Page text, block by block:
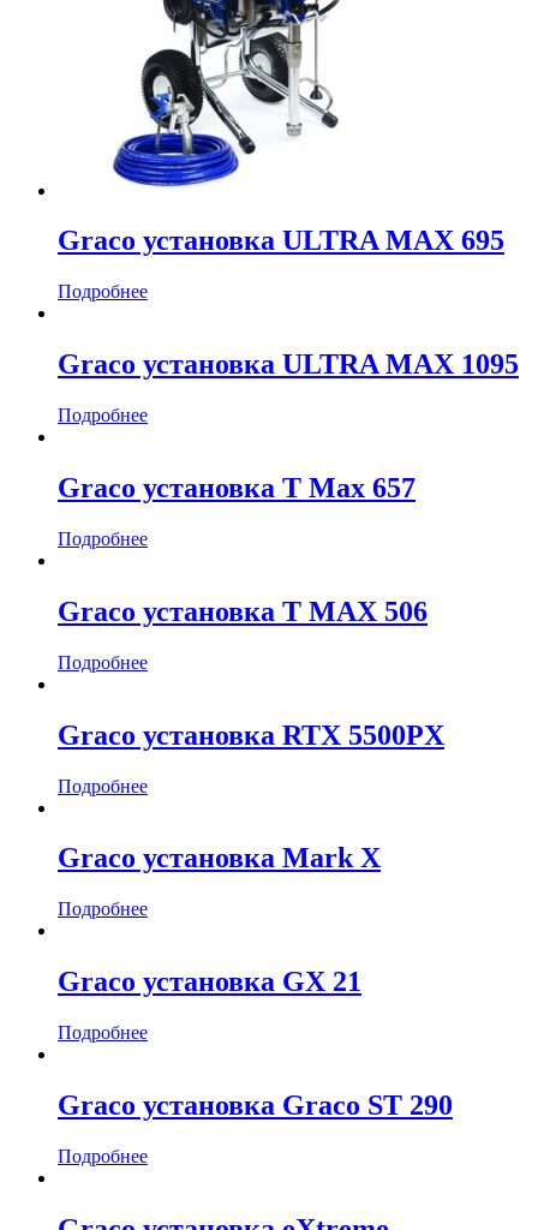
Graco установка ULTRA MAX 695
Подробнее
Graco установка ULTRA MAX 1095
Подробнее
Graco установка T Max 657
Подробнее
Graco установка T MAX 506
Подробнее
Graco установка RTX 5500PX
Подробнее
Graco установка Mark X
Подробнее
Graco установка GX 21
Подробнее
Graco установка Graco ST 290
Подробнее